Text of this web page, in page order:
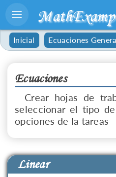
Inicial Ecuaciones
Ecuaciones
Crear hojas de
seleccionar el tipo
opciones de la tareas
Linear